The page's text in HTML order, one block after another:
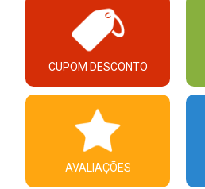
CUPOM DESCONTO
AVALIAÇÕES